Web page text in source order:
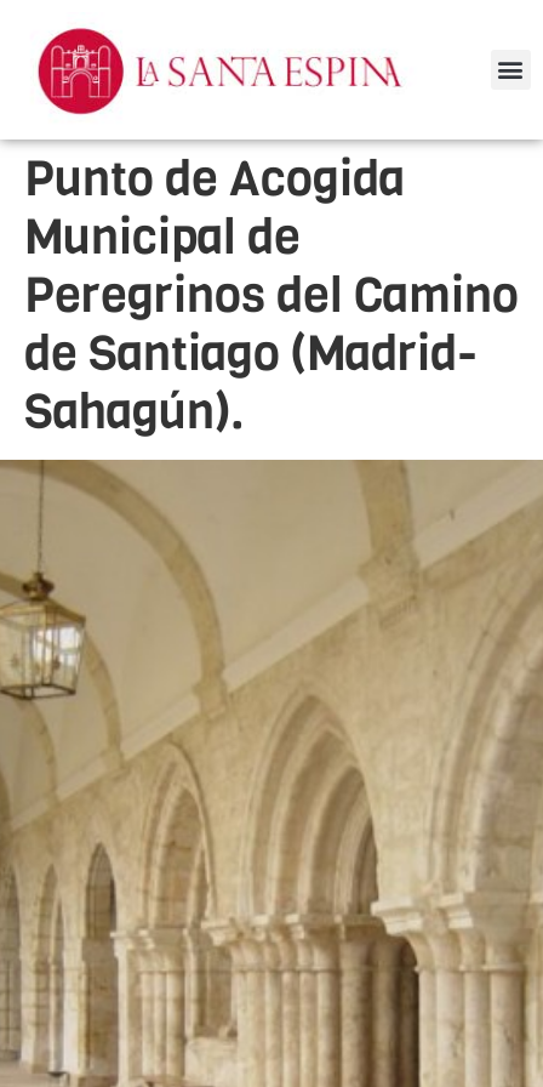
Punto de Acogida
Municipal de
Peregrinos del Camino
de Santiago (Madrid-
Sahagún).